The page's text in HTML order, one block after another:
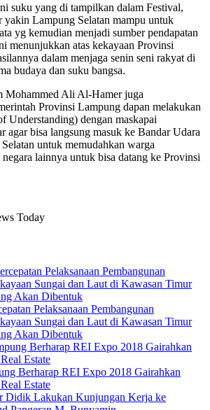
suku yang di tampilkan dalam Festival,
yakin Lampung Selatan mampu untuk
yg kemudian menjadi sumber pendapatan
menunjukkan atas kekayaan Provinsi
dalam menjaga senin seni rakyat di
budaya dan suku bangsa.
Mohammed Ali Al-Hamer juga
Provinsi Lampung dapan melakukan
Understanding) dengan maskapai
agar bisa langsung masuk ke Bandar Udara
untuk memudahkan warga
negara lainnya untuk bisa datang ke Provinsi
Today
Pelaksanaan Pembangunan
Sungai dan Laut di Kawasan Timur
Akan Dibentuk
Berharap REI Expo 2018 Gairahkan
Estate